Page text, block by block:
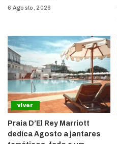
6 Agosto, 2026
viver
Praia D’El Rey Marriott
dedica Agosto a jantares